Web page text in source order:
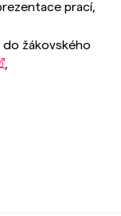
prací,
žákovského
,